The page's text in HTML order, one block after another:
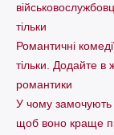
тільки
Романтичні
тільки. Додайте в
романтики
У чому замочують
щоб воно краще